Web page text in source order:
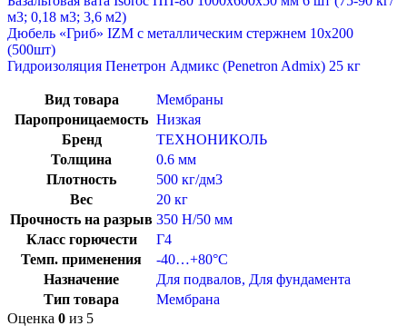
м3; 0,18 м3; 3,6 м2)
Дюбель «Гриб» IZM с металлическим стержнем 10х200
(500шт)
Гидроизоляция Пенетрон Адмикс (Penetron Admix) 25 кг
Вид товара
Мембраны
Паропроницаемость Низкая
Бренд
ТЕХНОНИКОЛЬ
Толщина
0.6 мм
Плотность
500 кг/дм3
Вес
20 кг
Прочность на разрыв 350 Н/50 мм
Класс горючести
Г4
Темп. применения
-40…+80°C
Назначение
Для подвалов, Для фундамента
Тип товара
Мембрана
Оценка 0 из 5